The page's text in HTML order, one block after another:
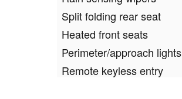
Split folding rear seat
Heated front seats
Perimeter/approach lights
Remote keyless entry